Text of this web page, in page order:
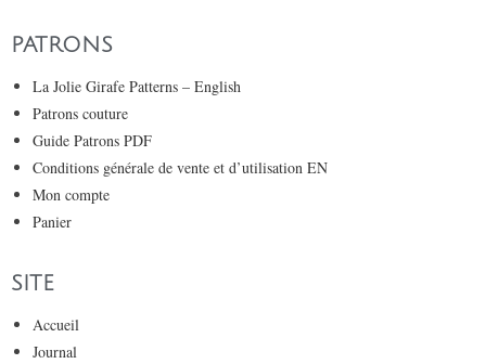
PATRONS
La Jolie Girafe Patterns – English
Patrons couture
Guide Patrons PDF
Conditions générale de vente et d’utilisation EN
Mon compte
Panier
SITE
Accueil
Journal